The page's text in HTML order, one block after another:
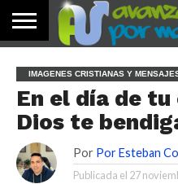
PALABRA
DE HOY
DEVOCIONALES
NOTICIAS
TESTIMONIOS
ORACIONES
SOBRE
NOSOTROS
IMÁGENES
IMAGENES CRISTIANAS Y
En el día de
Dios te
Por Por Esteban
Publicada el 27